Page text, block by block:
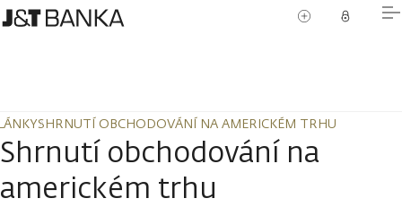
SHRNUTÍ OBCHODOVÁNÍ NA AMERICKÉM TRHU
SHRNUTÍ OBCHODOVÁNÍ NA AMERICKÉM TRHU
Shrnutí obchodování na
americkém trhu